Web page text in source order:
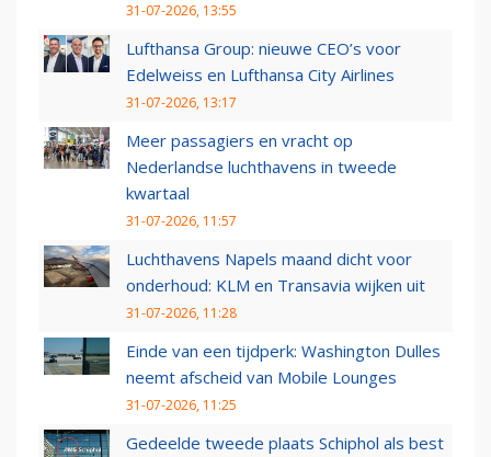
31-07-2026, 13:55
Lufthansa Group: nieuwe CEO’s voor
Edelweiss en Lufthansa City Airlines
31-07-2026, 13:17
Meer passagiers en vracht op
Nederlandse luchthavens in tweede
kwartaal
31-07-2026, 11:57
Luchthavens Napels maand dicht voor
onderhoud: KLM en Transavia wijken uit
31-07-2026, 11:28
Einde van een tijdperk: Washington Dulles
neemt afscheid van Mobile Lounges
31-07-2026, 11:25
Gedeelde tweede plaats Schiphol als best